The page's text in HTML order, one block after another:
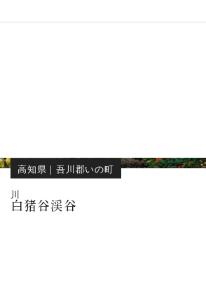
高知県 ｜吾川郡いの町
川
白猪谷渓谷